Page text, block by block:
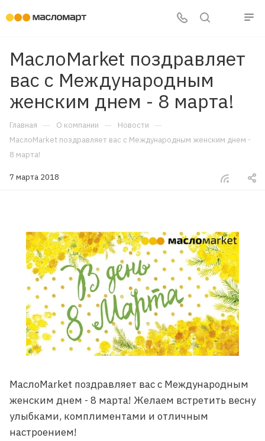
МаслоMarket поздравляет
вас с Международным
женским днем - 8 марта!
Главная — О компании — Новости —
МаслоMarket поздравляет вас с Международным женским днем -
8 марта!
7 марта 2018
МаслоMarket поздравляет вас с Международным
женским днем - 8 марта! Желаем встретить весну
улыбками, комплиментами и отличным
настроением!